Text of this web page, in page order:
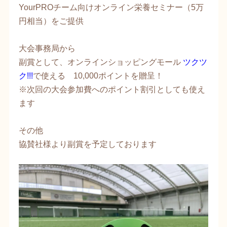
YourPROチーム向けオンライン栄養セミナー（5万
円相当）をご提供
大会事務局から
副賞として、オンラインショッピングモール ツクツ
ク!!!​で使える 10,000ポイントを贈呈！
※次回の大会参加費へのポイント割引としても使え
ます
その他
協賛社様より副賞を予定しております